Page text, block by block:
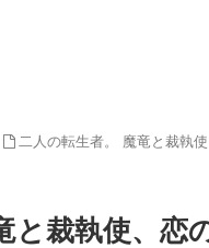
二人の転生者。 魔竜と裁執
と裁執使、恋